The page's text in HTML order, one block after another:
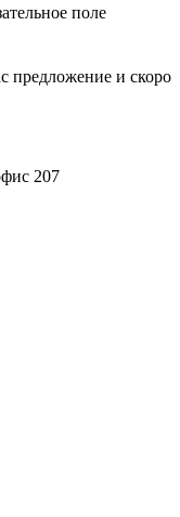
поле
предложение и скоро
207